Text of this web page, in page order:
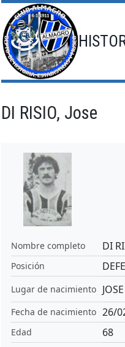
Saltar
al
contenido
DI RISIO, Jose
Nombre completo DI
Posición
Lugar de nacimiento
Fecha de nacimiento 26/
Edad 68